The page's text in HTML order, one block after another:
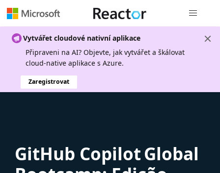
Vytvářet cloudové nativní aplikace
Připraveni na AI? Objevte, jak vytvářet a škálovat
cloud-native aplikace s Azure.
Zaregistrovat
GitHub Copilot Global